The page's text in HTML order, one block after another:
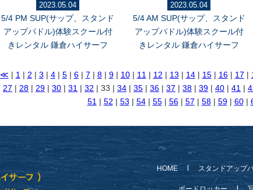
2023.05.04
5/4 PM SUP(サップ、スタンド
アップパドル)体験スクール付
きレンタル 鎌倉ハイサーフ
2023.05.04
5/4 AM SUP(サップ、スタンド
アップパドル)体験スクール付
きレンタル 鎌倉ハイサーフ
≪ | 1 | 2 | 3 | 4| 5| 6| 7 | 8| 9| 10| 11 | 12 | 13 | 14| 15| 16| 17 |
27 | 28 | 29 | 30 | 31 | 32 | 33 | 34 | 35 | 36 | 37 | 38 | 39 | 40 | 41 |
51 | 52 | 53 | 54| 55| 56| 57 | 58| 59| 60|
HOME スタンドアップ